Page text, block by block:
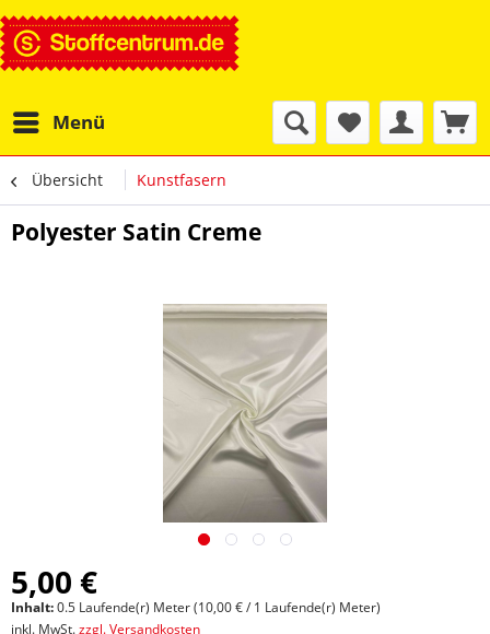
Menü
Übersicht Kunstfasern
Polyester Satin Creme
5,00 €
Inhalt:0.5 Laufende(r) Meter (10,00 € / 1 Laufende(r) Meter)
inkl. MwSt.zzgl. Versandkosten